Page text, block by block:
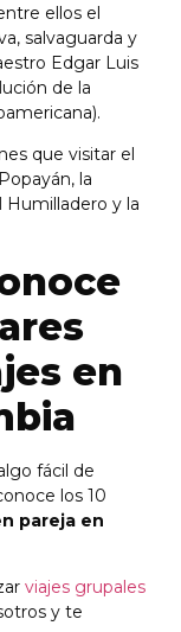
ellos el
salvaguarda y
Edgar Luis
de la
que visitar el
la
Humilladero y la
en
fácil de
los 10
pareja en
viajes grupales
y te